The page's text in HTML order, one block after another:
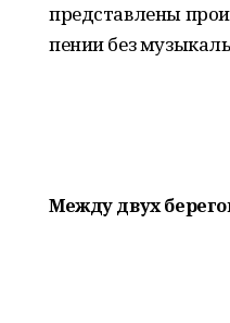
представлены
пении без
Между двух